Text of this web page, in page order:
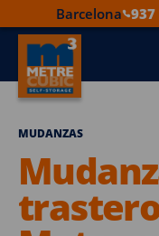
Barcelona 937
MUDANZAS